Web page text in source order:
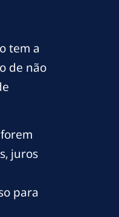
tem a
de não
juros
para